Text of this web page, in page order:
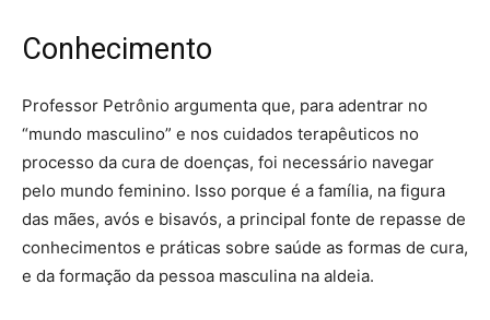
Conhecimento
Professor Petrônio argumenta que, para adentrar no
“mundo masculino” e nos cuidados terapêuticos no
processo da cura de doenças, foi necessário navegar
pelo mundo feminino. Isso porque é a família, na figura
das mães, avós e bisavós, a principal fonte de repasse de
conhecimentos e práticas sobre saúde as formas de cura,
e da formação da pessoa masculina na aldeia.